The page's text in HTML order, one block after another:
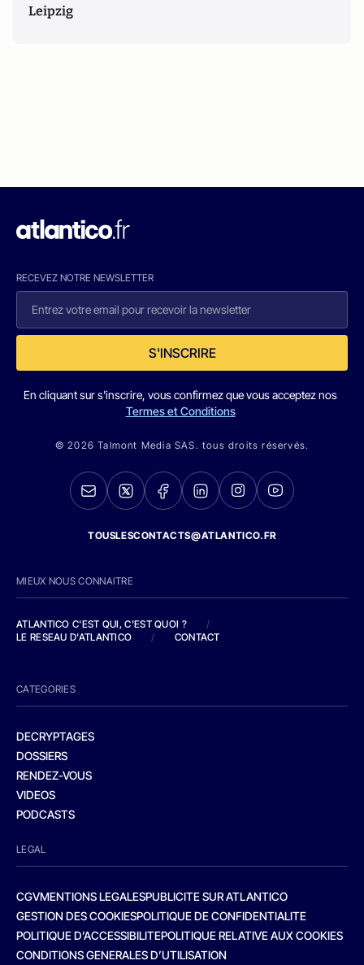
Leipzig
RECEVEZ NOTRE NEWSLETTER
S'INSCRIRE
En cliquant sur s'inscrire, vous confirmez que vous acceptez nos
Termes et Conditions
© 2026 Talmont Media SAS. tous droits réservés.
TOUSLESCONTACTS@ATLANTICO.FR
MIEUX NOUS CONNAITRE
ATLANTICO C'EST QUI, C'EST QUOI ?
/
LE RESEAU D'ATLANTICO
/ CONTACT
CATEGORIES
DECRYPTAGES
DOSSIERS
RENDEZ-VOUS
VIDEOS
PODCASTS
LEGAL
CGVMENTIONS LEGALESPUBLICITE SUR ATLANTICO
GESTION DES COOKIESPOLITIQUE DE CONFIDENTIALITE
POLITIQUE D’ACCESSIBILITEPOLITIQUE RELATIVE AUX COOKIES
CONDITIONS GENERALES D’UTILISATION